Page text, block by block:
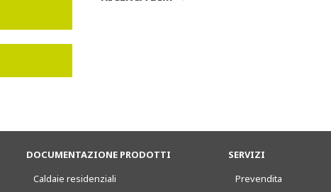
DOCUMENTAZIONE PRODOTTI
Caldaie residenziali
SERVIZI
Prevendita